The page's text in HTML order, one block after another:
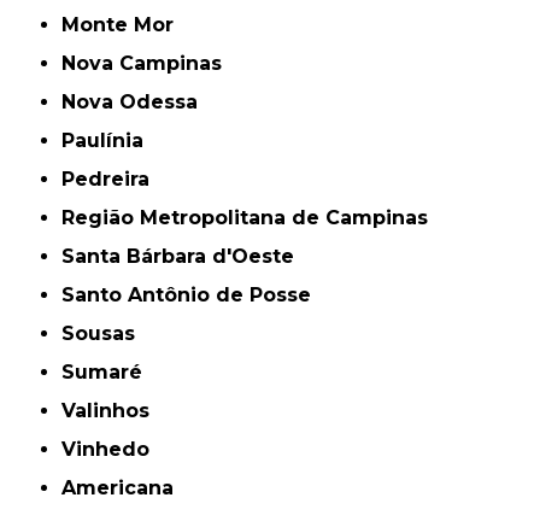
Monte Mor
Nova Campinas
Nova Odessa
Paulínia
Pedreira
Região Metropolitana de Campinas
Santa Bárbara d'Oeste
Santo Antônio de Posse
Sousas
Sumaré
Valinhos
Vinhedo
americana